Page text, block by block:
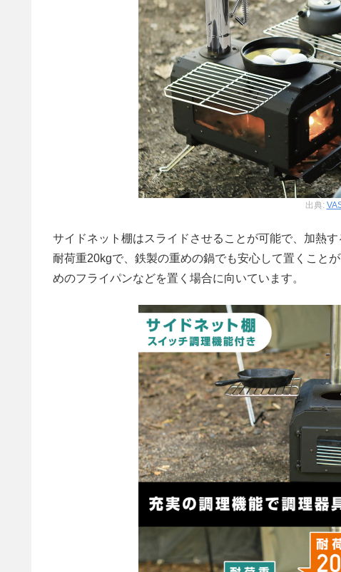
出典:
サイドネット棚はスライドさせることが可能で、加熱
耐荷重20kgで、鉄製の重めの鍋でも安心して置くこと
めのフライパンなどを置く場合に向いています。